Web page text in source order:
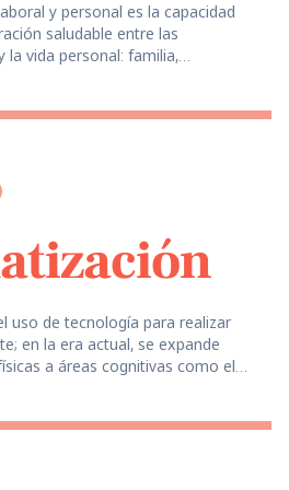
y personal es la capacidad
saludable entre las
la vida personal: familia,
uso de tecnología para realizar
en la era actual, se expande
a áreas cognitivas como el